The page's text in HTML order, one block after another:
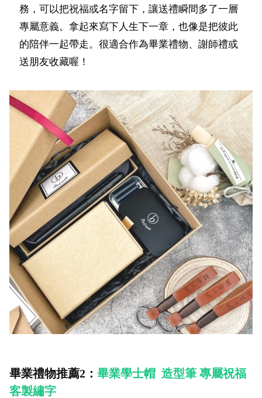
務，可以把祝福或名字留下，讓送禮瞬間多了一層
專屬意義。拿起來寫下人生下一章，也像是把彼此
的陪伴一起帶走。很適合作為畢業禮物、謝師禮或
送朋友收藏喔！
畢業禮物推薦2： 畢業學士帽 造型筆 專屬祝福
客製繡字